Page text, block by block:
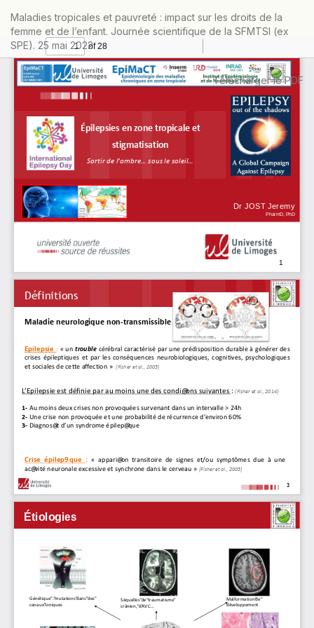
aux
informations
sur
l'article
Maladies tropicales et pauvreté : impact sur les droits de la
femme et de l’enfant. Journée scientifique de la SFMTSI (ex
SPE). 25 mai 2022
Télécharger
Télécharger le PDF